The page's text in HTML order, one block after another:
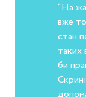
“На
вже
стан
таких
би